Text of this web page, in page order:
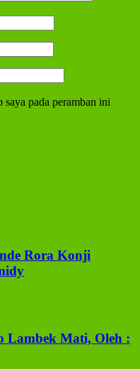
saya pada peramban ini
Rora Konji
Lambek Mati, Oleh :